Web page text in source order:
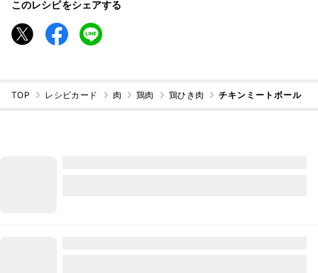
このレシピをシェアする
TOP レシピカード 肉 鶏肉 鶏ひき肉 チキンミートボール